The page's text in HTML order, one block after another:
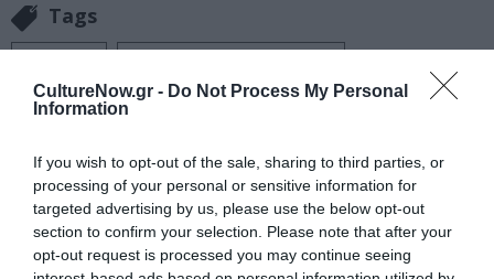
CultureNow.gr - Do Not Process My Personal
Information
If you wish to opt-out of the sale, sharing to third parties, or
processing of your personal or sensitive information for
targeted advertising by us, please use the below opt-out
section to confirm your selection. Please note that after your
opt-out request is processed you may continue seeing
Tags
ΦΕΣΤΙΒΑΛ ΚΑΝΝΩΝ
Newsletter
Κάθε βδομάδα στο e-mail σας τα τελευταία νέα για
την Τέχνη και τον Πολιτισμό!